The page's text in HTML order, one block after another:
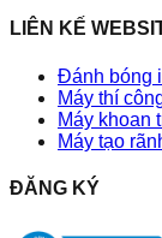
LIÊN KẾ
Đánh bóng
Máy thí
Máy khoan
Máy tạo
ĐĂNG KÝ